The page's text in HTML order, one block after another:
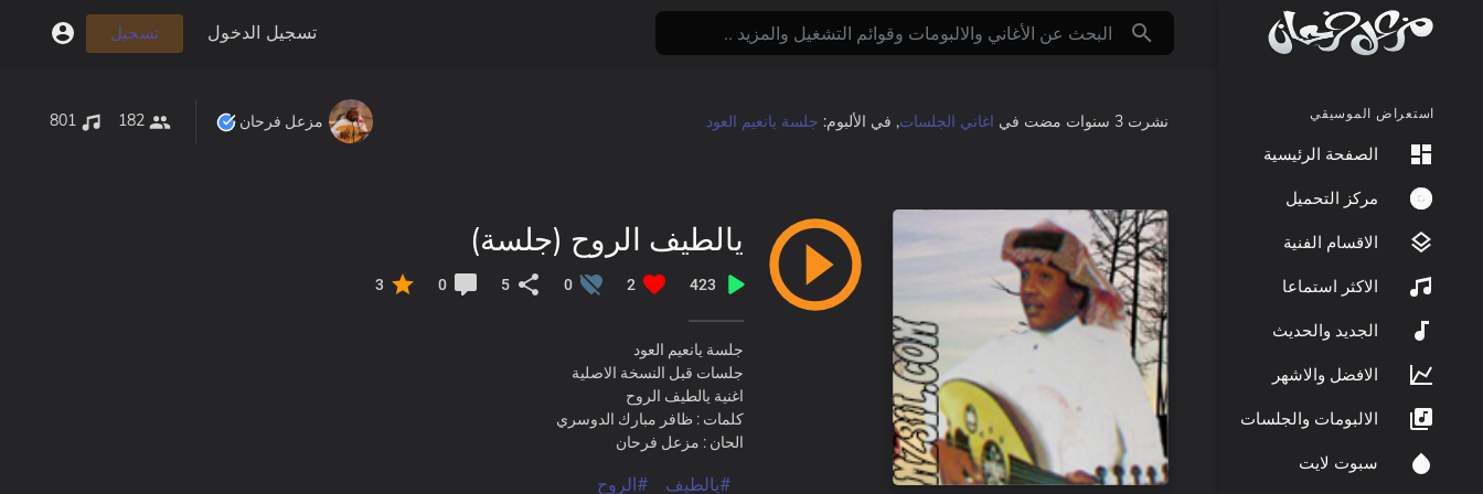
استعراض الموسيقي
الصفحة الرئيسية
مركز التحميل
الاقسام الفنية
الاكثر استماعا
الجديد والحديث
الافضل والاشهر
الالبومات والجلسات
سبوت لايت
تسجيل الدخول تسجيل
نشرت 3 سنوات مضت في اغاني الجلسات, في الألبوم: جلسة يانعيم العود مزعل فرحان
يالطيف الروح (جلسة)
423
2
0
5
0
3
جلسة يانعيم العود
جلسات قبل النسخة الاصلية
اغنية يالطيف الروح
كلمات : ظافر مبارك الدوسري
الحان : مزعل فرحان
#يالطيف #الروح